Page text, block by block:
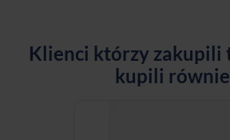
Klienci którzy zakupili
kupili